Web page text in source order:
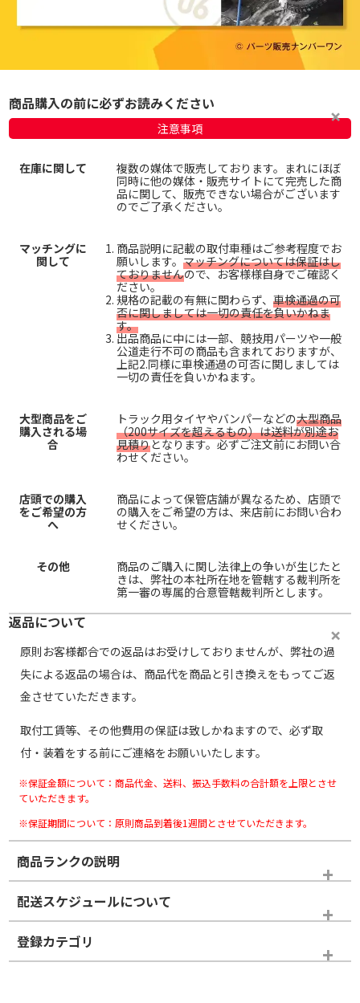
商品購入の前に必ずお読みください
注意事項
在庫に関して
複数の媒体で販売しております。まれにほぼ
同時に他の媒体・販売サイトにて完売した商
品に関して、販売できない場合がございます
のでご了承ください。
マッチングに
関して
商品説明に記載の取付車種はご参考程度でお
願いします。 マッチングについては保証はし
ておりませんので、お客様様自身でご確認く
ださい。
規格の記載の有無に関わらず、 車検通過の可
否に関しましては一切の責任を負いかねま
す。
出品商品に中には一部、競技用パーツや一般
公道走行不可の商品も含まれておりますが、
上記2.同様に車検通過の可否に関しましては
一切の責任を負いかねます。
大型商品をご
購入される場
合
トラック用タイヤやバンパーなどの大型商品
（200サイズを超えるもの）は送料が別途お
見積りとなります。必ずご注文前にお問い合
わせください。
店頭での購入
をご希望の方
へ
商品によって保管店舗が異なるため、店頭で
の購入をご希望の方は、来店前にお問い合わ
せください。
その他
商品のご購入に関し法律上の争いが生じたと
きは、弊社の本社所在地を管轄する裁判所を
第一審の専属的合意管轄裁判所とします。
返品について
原則お客様都合での返品はお受けしておりませんが、弊社の過
失による返品の場合は、商品代を商品と引き換えをもってご返
金させていただきます。
取付工賃等、その他費用の保証は致しかねますので、必ず取
付・装着をする前にご連絡をお願いいたします。
※保証金額について：商品代金、送料、振込手数料の合計額を上限とさせ
ていただきます。
※保証期間について：原則商品到着後1週間とさせていただきます。
商品ランクの説明
※商品ランクは出品者の主観により判断しておりますので、あら
かじめご了承ください。
ホイールランク
配送スケジュールについて
登録カテゴリ
スタッドレスタイヤホイールセット